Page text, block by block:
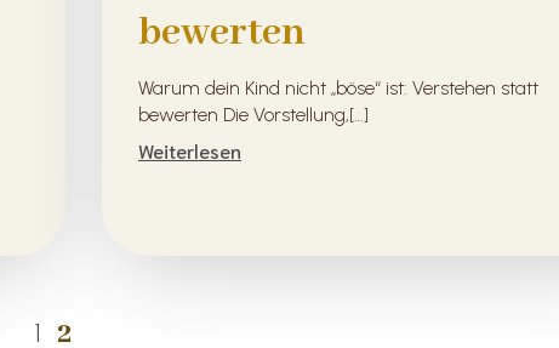
bewerten
Warum dein Kind nicht „böse“ ist: Verstehen statt
bewerten Die Vorstellung,[…]
Weiterlesen
1 2